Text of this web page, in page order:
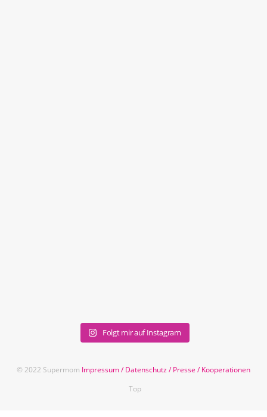
Folgt mir auf Instagram
© 2022 Supermom Impressum/Datenschutz/Presse /Kooperationen
Top